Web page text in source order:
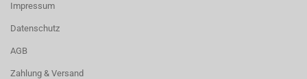
Impressum
Datenschutz
AGB
Zahlung & Versand